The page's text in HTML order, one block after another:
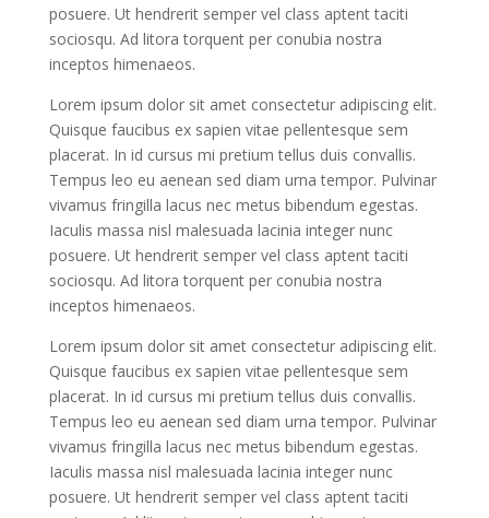
posuere. Ut hendrerit semper vel class aptent taciti
sociosqu. Ad litora torquent per conubia nostra
inceptos himenaeos.
Lorem ipsum dolor sit amet consectetur adipiscing elit.
Quisque faucibus ex sapien vitae pellentesque sem
placerat. In id cursus mi pretium tellus duis convallis.
Tempus leo eu aenean sed diam urna tempor. Pulvinar
vivamus fringilla lacus nec metus bibendum egestas.
Iaculis massa nisl malesuada lacinia integer nunc
posuere. Ut hendrerit semper vel class aptent taciti
sociosqu. Ad litora torquent per conubia nostra
inceptos himenaeos.
Lorem ipsum dolor sit amet consectetur adipiscing elit.
Quisque faucibus ex sapien vitae pellentesque sem
placerat. In id cursus mi pretium tellus duis convallis.
Tempus leo eu aenean sed diam urna tempor. Pulvinar
vivamus fringilla lacus nec metus bibendum egestas.
Iaculis massa nisl malesuada lacinia integer nunc
posuere. Ut hendrerit semper vel class aptent taciti